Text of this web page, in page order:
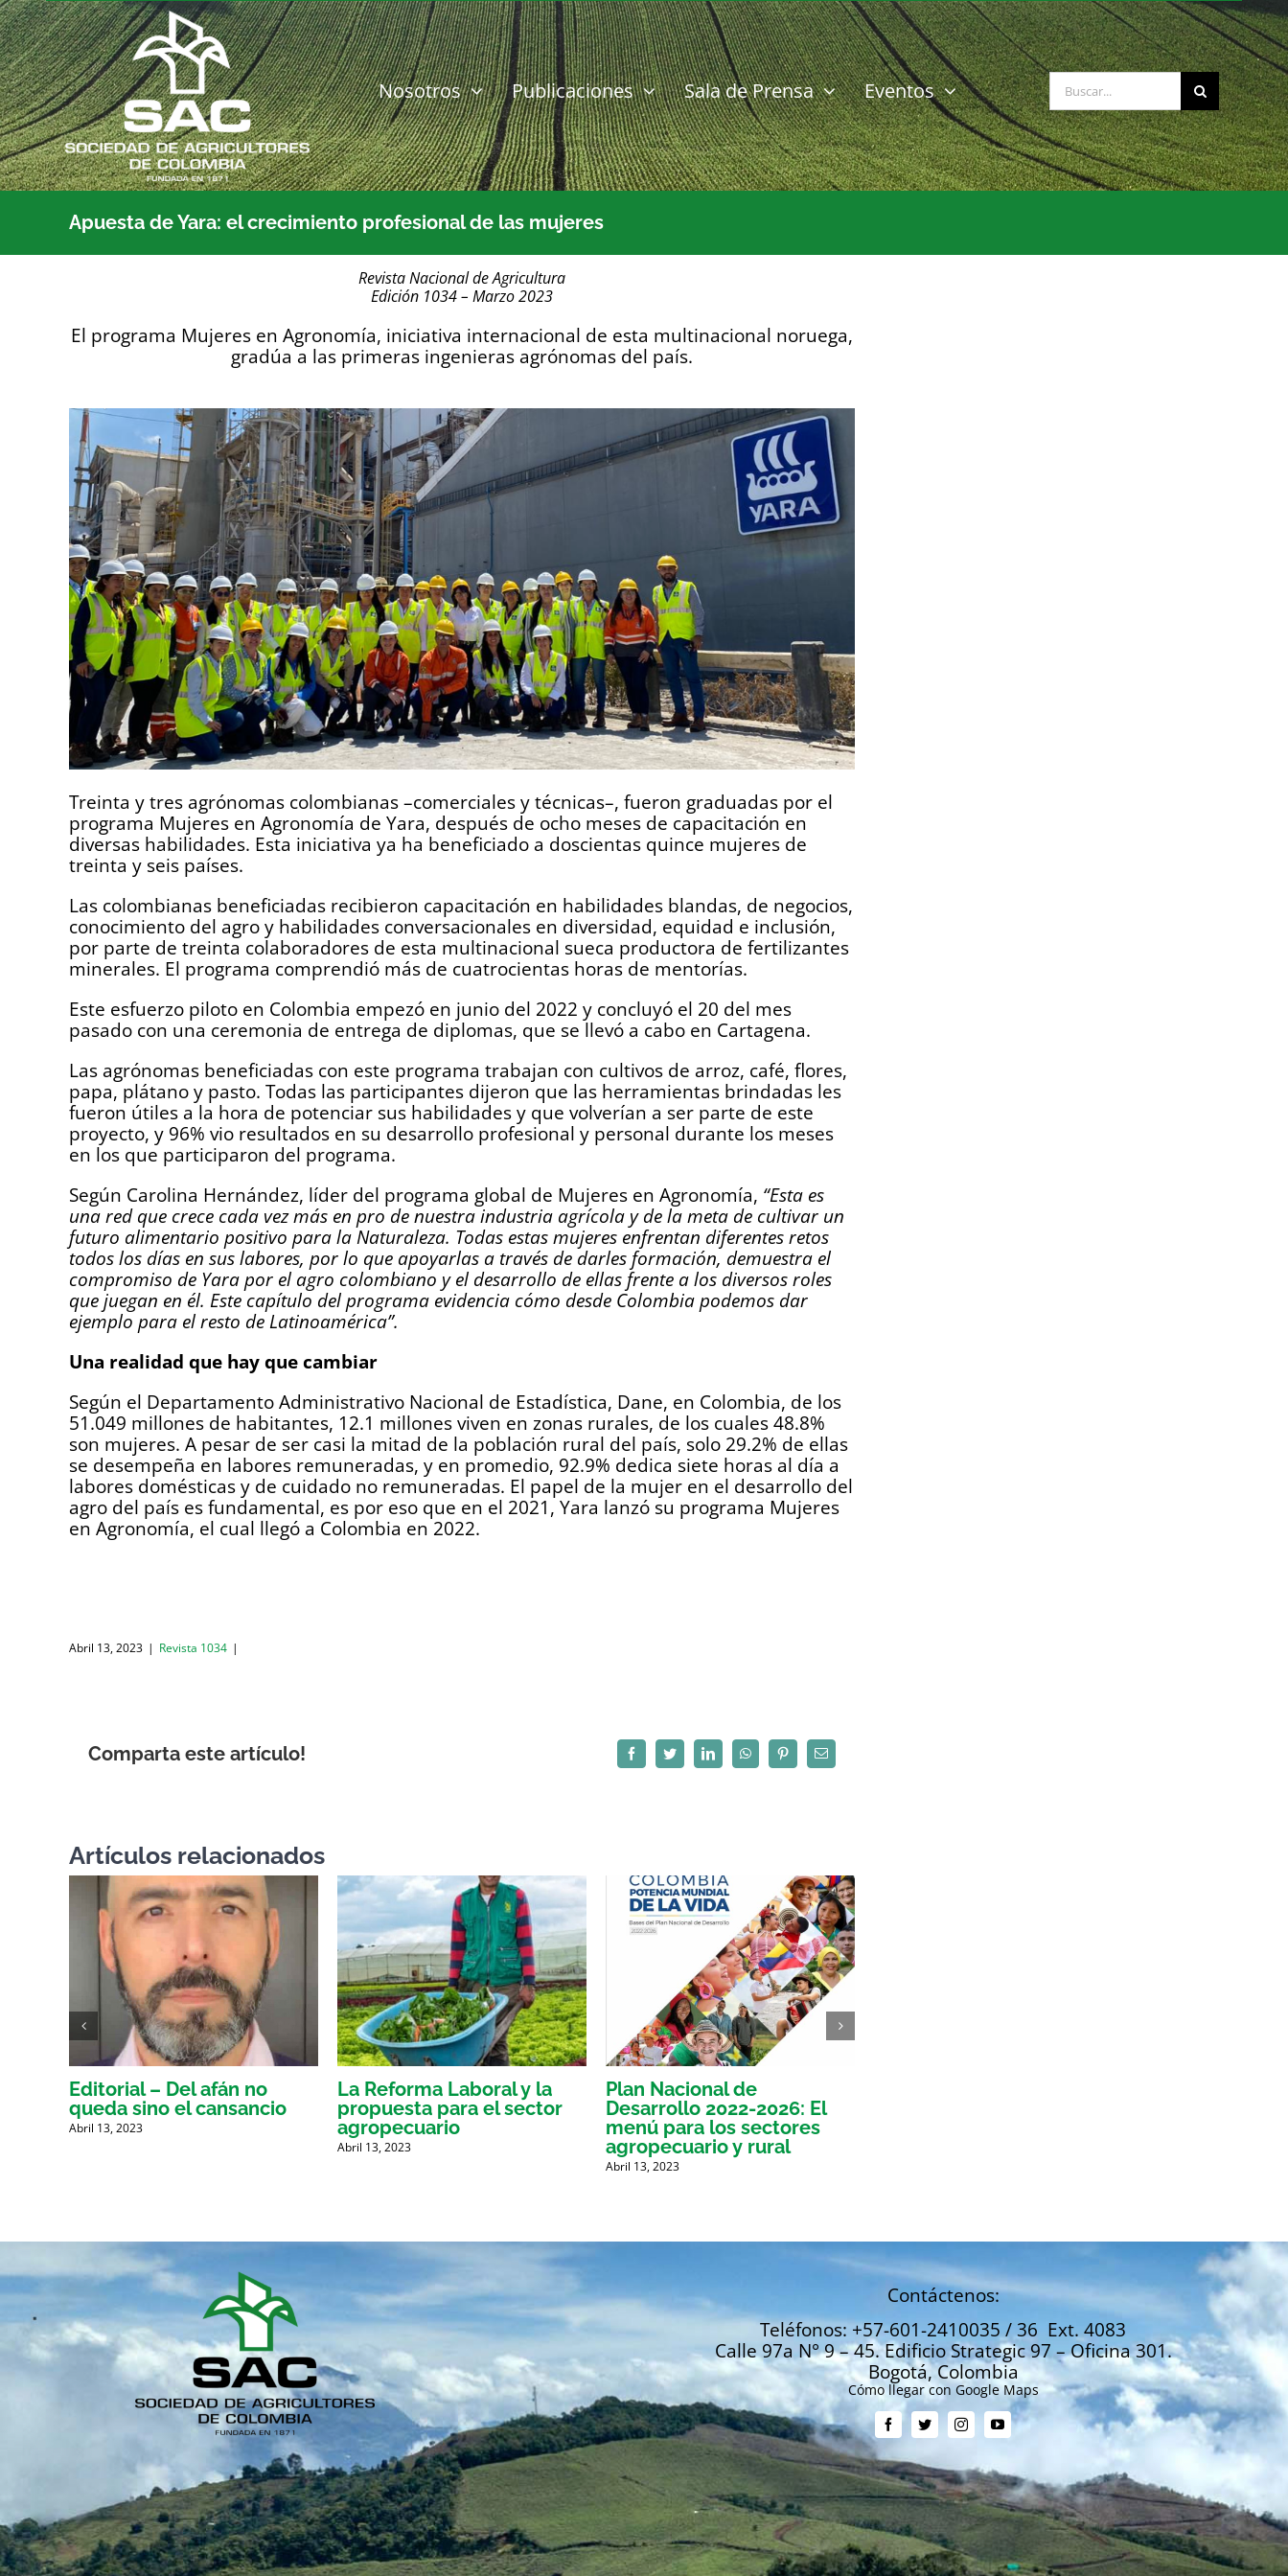
Saltar
al
contenido
Nosotros Publicaciones Sala de Prensa Eventos Buscar:
Apuesta de Yara: el crecimiento profesional de las mujeres
Revista Nacional de Agricultura
Edición 1034 – Marzo 2023
El programa Mujeres en Agronomía, iniciativa internacional de esta multinacional noruega,
gradúa a las primeras ingenieras agrónomas del país.
Treinta y tres agrónomas colombianas –comerciales y técnicas–, fueron graduadas por el
programa Mujeres en Agronomía de Yara, después de ocho meses de capacitación en
diversas habilidades. Esta iniciativa ya ha beneficiado a doscientas quince mujeres de
treinta y seis países.
Las colombianas beneficiadas recibieron capacitación en habilidades blandas, de negocios,
conocimiento del agro y habilidades conversacionales en diversidad, equidad e inclusión,
por parte de treinta colaboradores de esta multinacional sueca productora de fertilizantes
minerales. El programa comprendió más de cuatrocientas horas de mentorías.
Este esfuerzo piloto en Colombia empezó en junio del 2022 y concluyó el 20 del mes
pasado con una ceremonia de entrega de diplomas, que se llevó a cabo en Cartagena.
Las agrónomas beneficiadas con este programa trabajan con cultivos de arroz, café, flores,
papa, plátano y pasto. Todas las participantes dijeron que las herramientas brindadas les
fueron útiles a la hora de potenciar sus habilidades y que volverían a ser parte de este
proyecto, y 96% vio resultados en su desarrollo profesional y personal durante los meses
en los que participaron del programa.
Según Carolina Hernández, líder del programa global de Mujeres en Agronomía, “Esta es
una red que crece cada vez más en pro de nuestra industria agrícola y de la meta de cultivar un
futuro alimentario positivo para la Naturaleza. Todas estas mujeres enfrentan diferentes retos
todos los días en sus labores, por lo que apoyarlas a través de darles formación, demuestra el
compromiso de Yara por el agro colombiano y el desarrollo de ellas frente a los diversos roles
que juegan en él. Este capítulo del programa evidencia cómo desde Colombia podemos dar
ejemplo para el resto de Latinoamérica”.
Una realidad que hay que cambiar
Según el Departamento Administrativo Nacional de Estadística, Dane, en Colombia, de los
51.049 millones de habitantes, 12.1 millones viven en zonas rurales, de los cuales 48.8%
son mujeres. A pesar de ser casi la mitad de la población rural del país, solo 29.2% de ellas
se desempeña en labores remuneradas, y en promedio, 92.9% dedica siete horas al día a
labores domésticas y de cuidado no remuneradas. El papel de la mujer en el desarrollo del
agro del país es fundamental, es por eso que en el 2021, Yara lanzó su programa Mujeres
en Agronomía, el cual llegó a Colombia en 2022.
Abril 13, 2023 | Revista 1034 |
Comparta este artículo! FacebookTwitterLinkedInWhatsAppPinterestCorreo
electrónico
Artículos relacionados
Editorial – Del afán no
queda sino el cansancio
Abril 13, 2023
La Reforma Laboral y la
propuesta para el sector
agropecuario
Abril 13, 2023
Plan Nacional de
Desarrollo 2022-2026: El
menú para los sectores
agropecuario y rural
Abril 13, 2023
Contáctenos:
Teléfonos: +57-601-2410035 / 36 Ext. 4083
Calle 97a N° 9 – 45. Edificio Strategic 97 – Oficina 301.
Bogotá, Colombia
Cómo llegar con Google Maps